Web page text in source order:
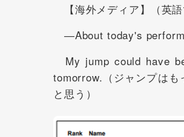
【海外メディア】（英語
―About today's
My jump could have
tomorrow.（ジャンプは
と思う）